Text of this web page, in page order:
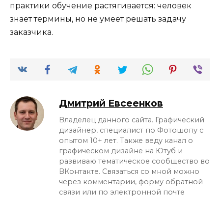
практики обучение растягивается: человек
знает термины, но не умеет решать задачу
заказчика.
Дмитрий Евсеенков
Владелец данного сайта. Графический
дизайнер, специалист по Фотошопу с
опытом 10+ лет. Также веду канал о
графическом дизайне на Ютуб и
развиваю тематическое сообщество во
ВКонтакте. Связаться со мной можно
через комментарии, форму обратной
связи или по электронной почте